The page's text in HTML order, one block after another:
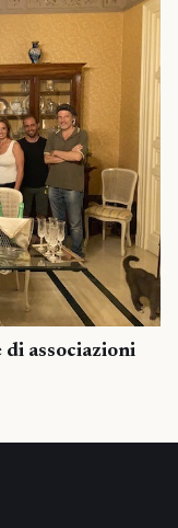
di associazioni